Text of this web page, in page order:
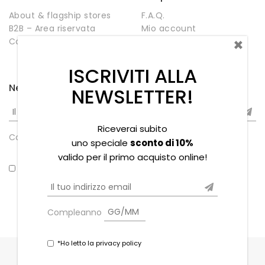
About & flagship stores
B2B – Area riservata
Contatti
F.A.Q.
Mio account
Newsletter
Compleanno
ISCRIVITI ALLA
NEWSLETTER!
Riceverai subito
uno speciale sconto di 10%
valido per il primo acquisto online!
Compleanno
*Ho letto la privacy policy
×